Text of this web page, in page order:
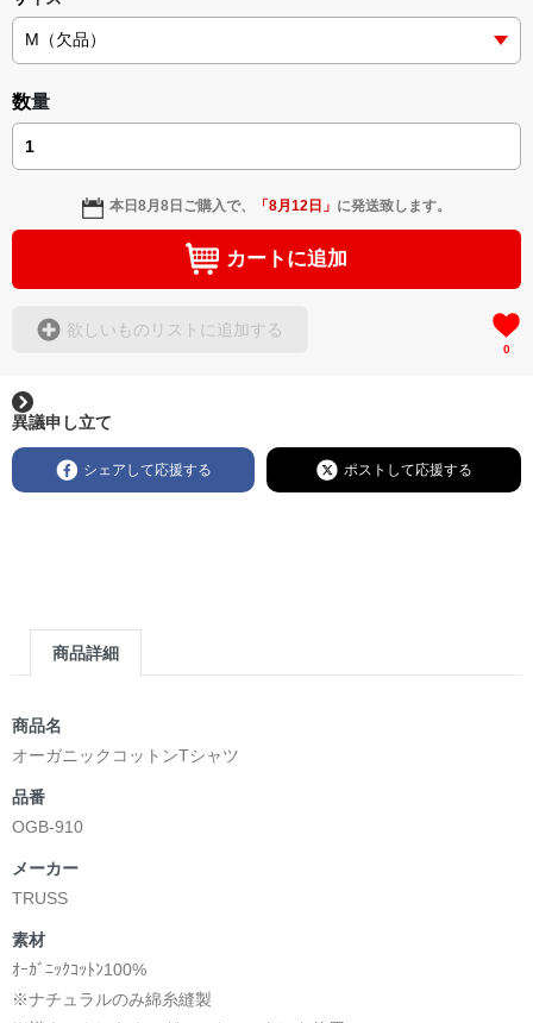
▶︎The planet doesn't want it. -New!!-
2ndWork:Picturebook :EnglishEdition
ASIN: B0DDGXTY57
☆The illustrations are created using a fluctuation version.
▶︎弛まぬ言霊[+挿画50作品版]
＜小説+作詞20曲+挿画50作品>
＜著者: 作詞/挿画作成＞ 凛々風 猛 -リリカゼタケル
日本語版: https://amzn.asia/d/3czgKs8
英語版: https://amzn.asia/d/bpIME7s
▶︎弛まぬ言霊 <+挿画/スケッチ&塗り絵ver.版>
-ロードムービー系ミュージカル小説 +作詞20曲
+挿画スケッチスタイル&塗り絵バージョン-
＜著者/小説:作詞:挿画作成＞
凛々風 猛-リリカゼタケル
▶︎刺すように燃えるような眼差しは
[第2作品: 通常版.小説のみ.]
＜著者＞ 凛々風 猛 -リリカゼタケル
日本語版: https://amzn.asia/d/7GbUq3Z
[主人公である小説家の遺作]を絵本化。
＜小説/絵本版＞ 凛々風猛 -ririkazetakeru
英語版: https://amzn.asia/d/8u7Cebe
＿＿＿＿＿＿＿＿＿＿＿＿＿＿＿＿＿＿＿＿＿＿
＜著者: 絵本/挿画作成＞ 凛々風 猛 -リリカゼタケル
日本語版: https://amzn.asia/d/8oNk92Q
<デザイン画集&グッズカタログ>
＿＿＿＿＿＿＿＿＿＿＿＿＿＿＿＿＿＿＿＿＿＿
小説 [弛まぬ言霊]
数量
本日8月8日 ご購入で、 「8月12日 」 に発送致します。
カートに追加
欲しいものリストに追加する
0
異議申し立て
シェアして応援する ポストして応援する
商品詳細
商品名
オーガニックコットンTシャツ
品番
OGB-910
メーカー
TRUSS
素材
ｵｰｶﾞﾆｯｸｺｯﾄﾝ100%
※ナチュラルのみ綿糸縫製